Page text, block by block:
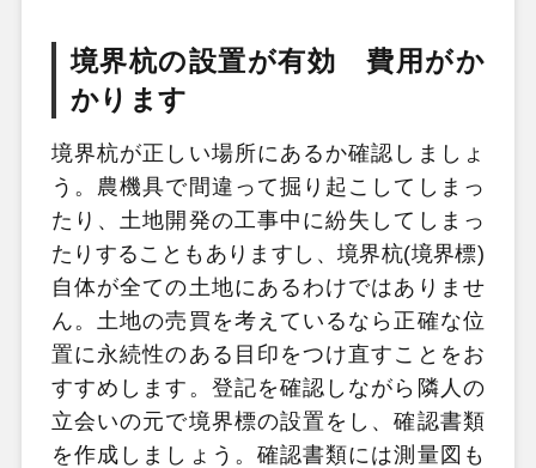
境界杭の設置が有効 費用がか
かります
境界杭が正しい場所にあるか確認しましょ
う。農機具で間違って掘り起こしてしまっ
たり、土地開発の工事中に紛失してしまっ
たりすることもありますし、境界杭(境界標)
自体が全ての土地にあるわけではありませ
ん。土地の売買を考えているなら正確な位
置に永続性のある目印をつけ直すことをお
すすめします。登記を確認しながら隣人の
立会いの元で境界標の設置をし、確認書類
を作成しましょう。確認書類には測量図も